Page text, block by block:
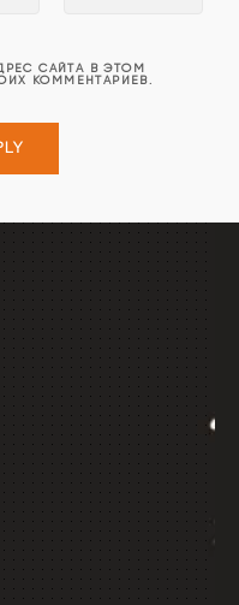
САЙТА В ЭТОМ
КОММЕНТАРИЕВ.